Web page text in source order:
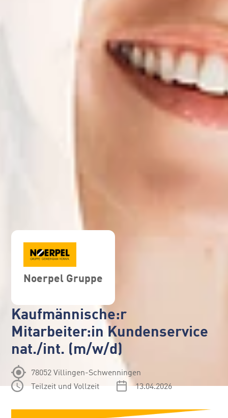
Noerpel Gruppe
Kaufmännische:r
Mitarbeiter:in Kundenservice
nat./int. (m/w/d)
78052 Villingen-Schwenningen
Teilzeit und Vollzeit
13.04.2026